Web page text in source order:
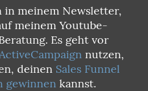
in meinem Newsletter,
meinem Youtube-
Es geht vor
nutzen,
deinen Sales Funnel
gewinnen kannst.